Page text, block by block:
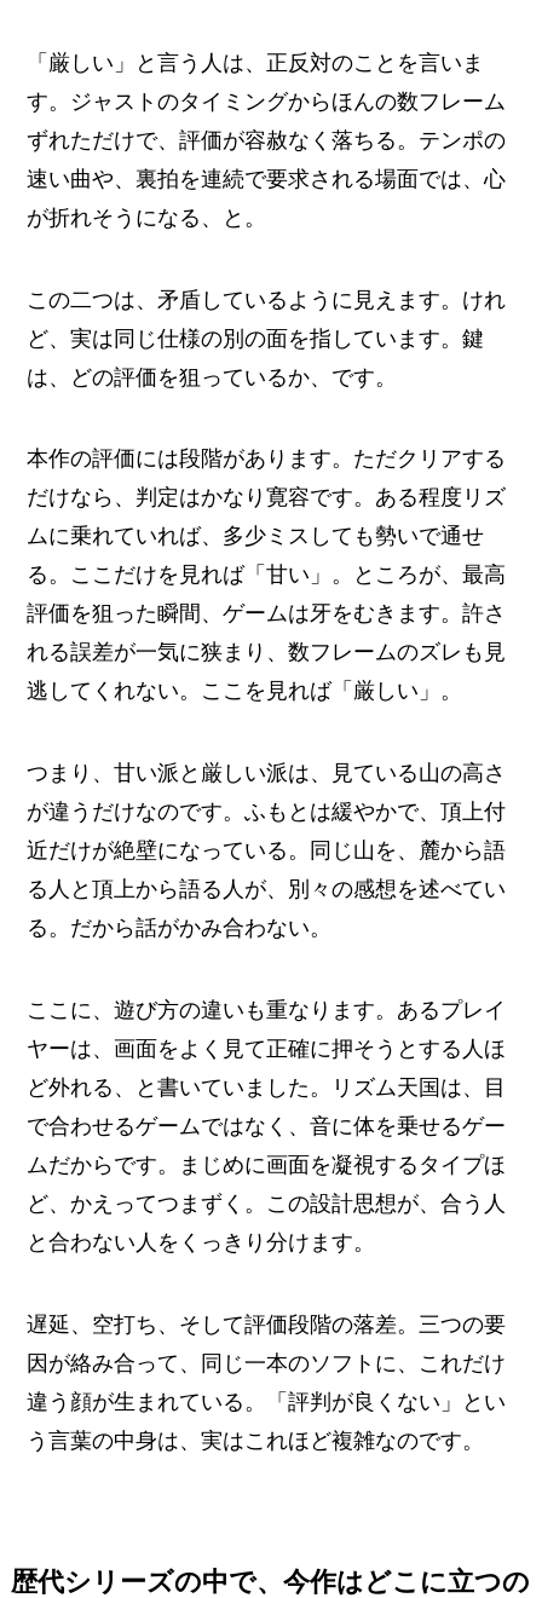
「厳しい」と言う人は、正反対のことを言いま
す。ジャストのタイミングからほんの数フレーム
ずれただけで、評価が容赦なく落ちる。テンポの
速い曲や、裏拍を連続で要求される場面では、心
が折れそうになる、と。
この二つは、矛盾しているように見えます。けれ
ど、実は同じ仕様の別の面を指しています。鍵
は、どの評価を狙っているか、です。
本作の評価には段階があります。ただクリアする
だけなら、判定はかなり寛容です。ある程度リズ
ムに乗れていれば、多少ミスしても勢いで通せ
る。ここだけを見れば「甘い」。ところが、最高
評価を狙った瞬間、ゲームは牙をむきます。許さ
れる誤差が一気に狭まり、数フレームのズレも見
逃してくれない。ここを見れば「厳しい」。
つまり、甘い派と厳しい派は、見ている山の高さ
が違うだけなのです。ふもとは緩やかで、頂上付
近だけが絶壁になっている。同じ山を、麓から語
る人と頂上から語る人が、別々の感想を述べてい
る。だから話がかみ合わない。
ここに、遊び方の違いも重なります。あるプレイ
ヤーは、画面をよく見て正確に押そうとする人ほ
ど外れる、と書いていました。リズム天国は、目
で合わせるゲームではなく、音に体を乗せるゲー
ムだからです。まじめに画面を凝視するタイプほ
ど、かえってつまずく。この設計思想が、合う人
と合わない人をくっきり分けます。
遅延、空打ち、そして評価段階の落差。三つの要
因が絡み合って、同じ一本のソフトに、これだけ
違う顔が生まれている。「評判が良くない」とい
う言葉の中身は、実はこれほど複雑なのです。
歴代シリーズの中で、今作はどこに立つの